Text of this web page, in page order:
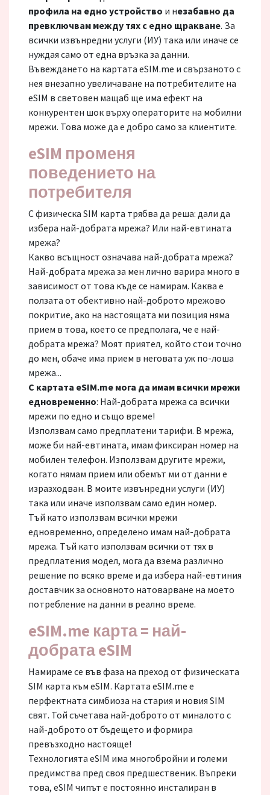
профила на едно устройство и незабавно да
превключвам между тях с едно щракване. За
всички извънредни услуги (ИУ) така или иначе се
нуждая само от една връзка за данни.
Въвеждането на картата eSIM.me и свързаното с
нея внезапно увеличаване на потребителите на
eSIM в световен мащаб ще има ефект на
конкурентен шок върху операторите на мобилни
мрежи. Това може да е добро само за клиентите.
eSIM променя
поведението на
потребителя
С физическа SIM карта трябва да реша: дали да
избера най-добрата мрежа? Или най-евтината
мрежа?
Какво всъщност означава най-добрата мрежа?
Най-добрата мрежа за мен лично варира много в
зависимост от това къде се намирам. Каква е
ползата от обективно най-доброто мрежово
покритие, ако на настоящата ми позиция няма
прием в това, което се предполага, че е най-
добрата мрежа? Моят приятел, който стои точно
до мен, обаче има прием в неговата уж по-лоша
мрежа...
С картата eSIM.me мога да имам всички мрежи
едновременно: Най-добрата мрежа са всички
мрежи по едно и също време!
Използвам само предплатени тарифи. В мрежа,
може би най-евтината, имам фиксиран номер на
мобилен телефон. Използвам другите мрежи,
когато нямам прием или обемът ми от данни е
изразходван. В моите извънредни услуги (ИУ)
така или иначе използвам само един номер.
Тъй като използвам всички мрежи
едновременно, определено имам най-добрата
мрежа. Тъй като използвам всички от тях в
предплатения модел, мога да взема различно
решение по всяко време и да избера най-евтиния
доставчик за основното натоварване на моето
потребление на данни в реално време.
eSIM.me карта = най-
добрата eSIM
Намираме се във фаза на преход от физическата
SIM карта към eSIM. Картата eSIM.me е
перфектната симбиоза на стария и новия SIM
свят. Той съчетава най-доброто от миналото с
най-доброто от бъдещето и формира
превъзходно настояще!
Технологията eSIM има многобройни и големи
предимства пред своя предшественик. Въпреки
това, eSIM чипът е постоянно инсталиран в